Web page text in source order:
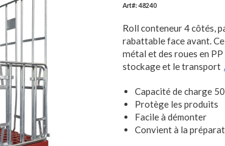
Art#: 48240
Roll conteneur 4 côtés,
rabattable face avant.
métal et des roues en
stockage et le transport
Capacité de charge
Protège les produits
Facile à démonter
Convient à la